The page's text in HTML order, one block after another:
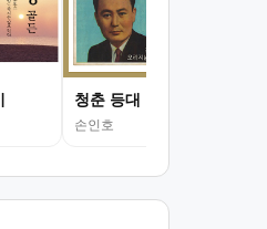
청춘 등대
손인호